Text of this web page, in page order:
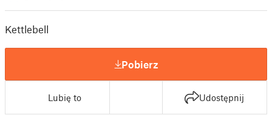
Kettlebell
Pobierz
Lubię to Udostępnij